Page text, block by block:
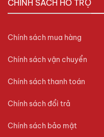
CHÍNH SÁCH HỖ TRỢ
Chính sách mua hàng
Chính sách vận chuyển
Chính sách thanh toán
Chính sách đổi trả
Chính sách bảo mật